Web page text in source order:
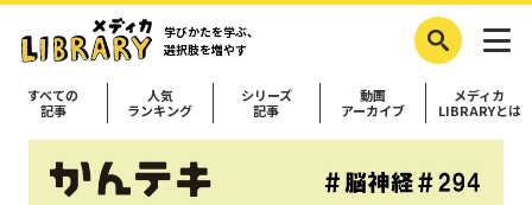
学びかたを学ぶ、
選択肢を増やす
すべての
記事
人気
ランキング
シリーズ
記事
動画
アーカイブ
メディカ
LIBRARYとは